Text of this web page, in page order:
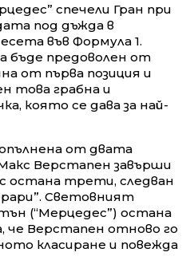
спечели Гран при
под дъжда в
във Формула 1.
бъде предоволен от
от първа позиция и
това грабна и
която се дава за най-
от двата
Верстапен завърши
остана трети, следван
Световният
(“Мерцедес”) остана
че Верстапен отново го
класиране и повежда